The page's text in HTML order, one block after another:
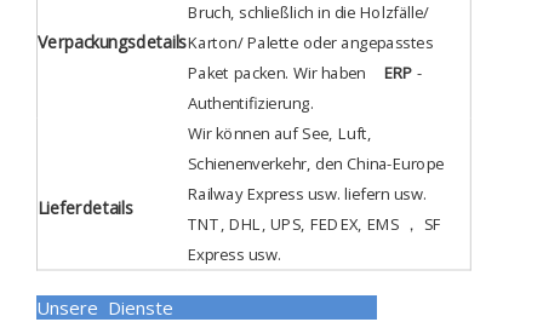
Verpackungsdetails
Bruch, schließlich in die Holzfälle/
Karton/ Palette oder angepasstes
Paket packen. Wir haben ERP-
Authentifizierung.
Lieferdetails
Wir können auf See, Luft,
Schienenverkehr, den China-Europe
Railway Express usw. liefern usw.
TNT, DHL, UPS, FEDEX, EMS ， SF
Express usw.
Unsere Dienste